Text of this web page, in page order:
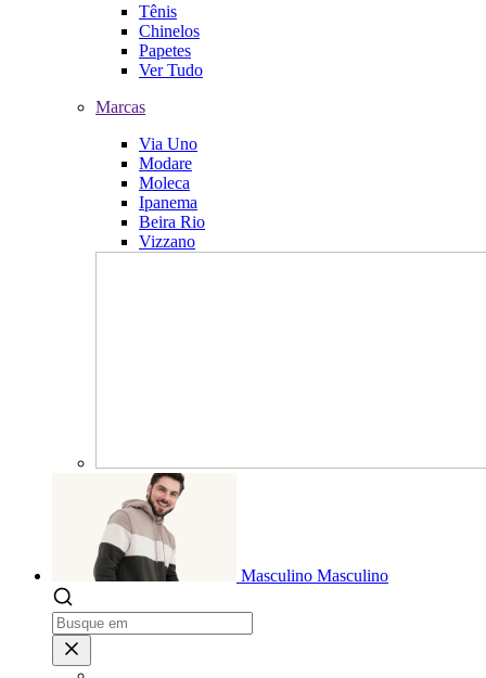
Tênis
Chinelos
Papetes
Ver Tudo
Marcas
Via Uno
Modare
Moleca
Ipanema
Beira Rio
Vizzano
Masculino Masculino